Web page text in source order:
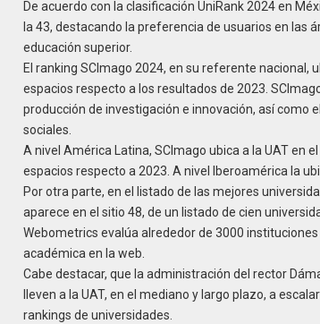
De acuerdo con la clasificación UniRank 2024 en
la 43, destacando la preferencia de usuarios en las
educación superior.
El ranking SCImago 2024, en su referente nacional,
espacios respecto a los resultados de 2023.
producción de investigación e innovación, así como
sociales.
A nivel América Latina, SCImago ubica a la UAT en
espacios respecto a 2023. A nivel Iberoamérica la
Por otra parte, en el listado de las mejores
aparece en el sitio 48, de un listado de cien
Webometrics evalúa alrededor de 3000
académica en la web.
Cabe destacar, que la administración del rector
lleven a la UAT, en el mediano y largo plazo, a
rankings de universidades.